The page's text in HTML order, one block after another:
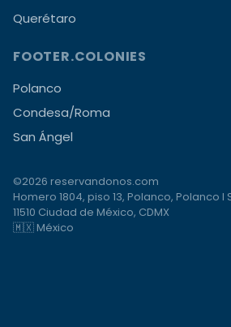
Querétaro
FOOTER.COLONIES
Polanco
Condesa/Roma
San Ángel
©2026 reservandonos.com
Homero 1804, piso 13, Polanco, Polanco I
11510 Ciudad de México, CDMX
🇲🇽 México